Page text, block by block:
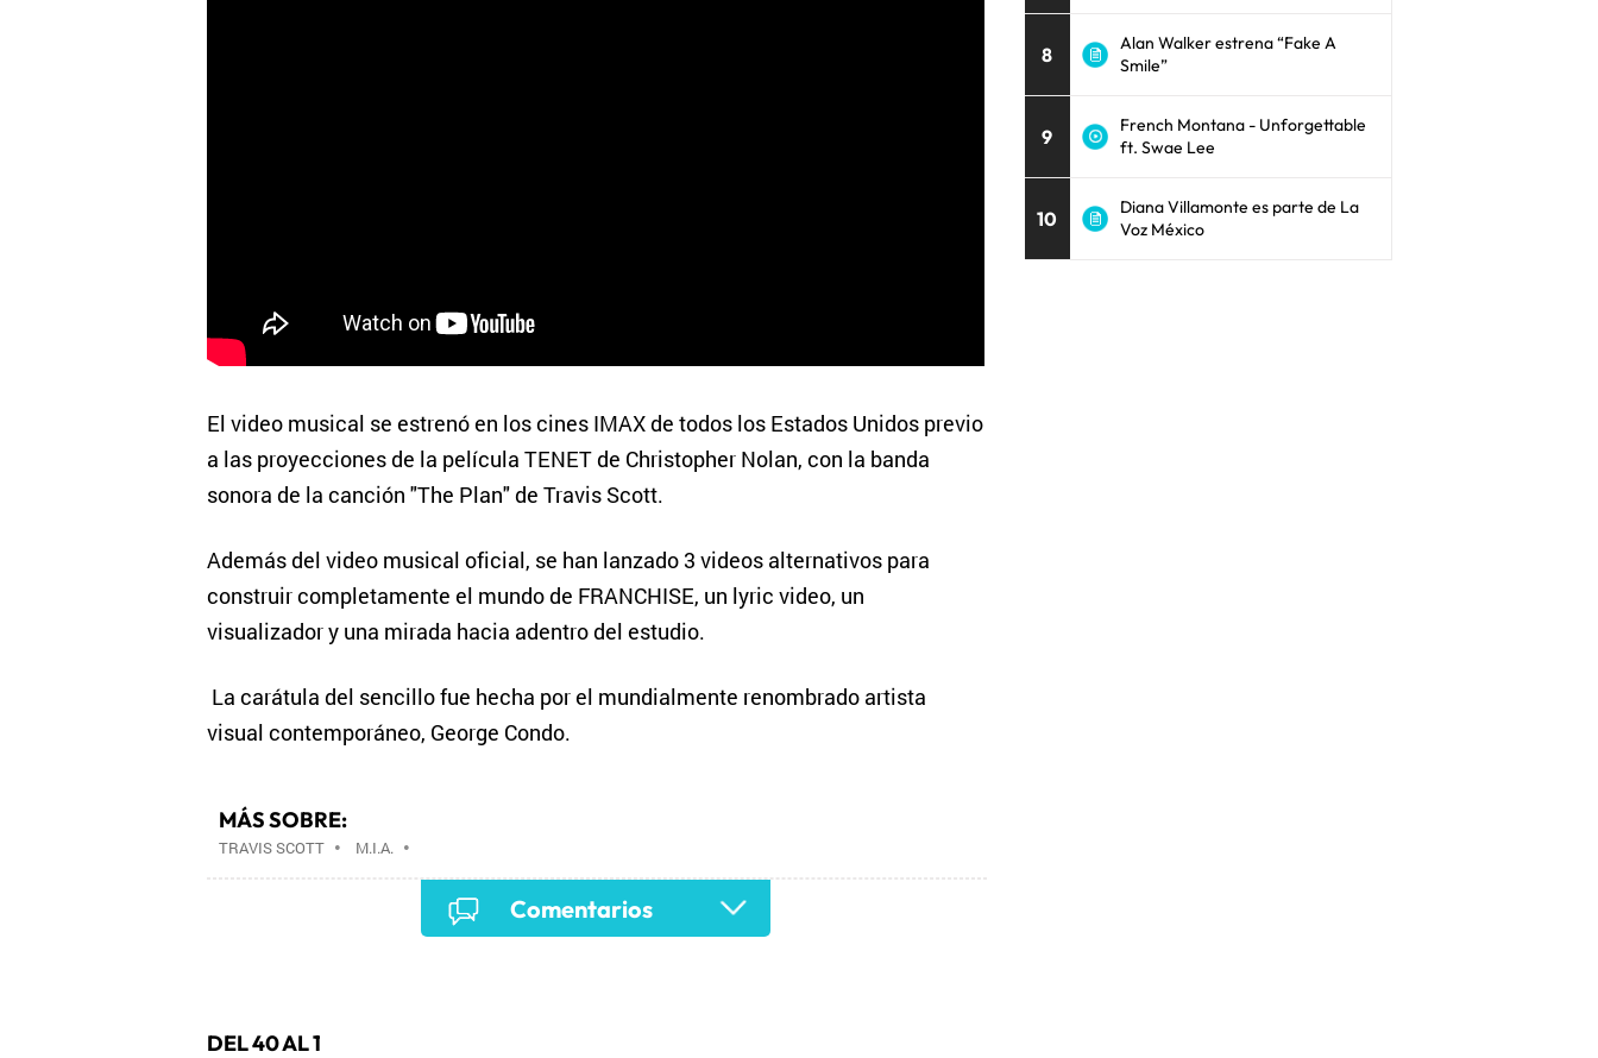
El video musical se estrenó en los cines IMAX de todos los Estados Unidos previo
a las proyecciones de la película TENET de Christopher Nolan, con la banda
sonora de la canción "The Plan" de Travis Scott.
Además del video musical oficial, se han lanzado 3 videos alternativos para
construir completamente el mundo de FRANCHISE, un lyric video, un
visualizador y una mirada hacia adentro del estudio.
La carátula del sencillo fue hecha por el mundialmente renombrado artista
visual contemporáneo, George Condo.
MÁS SOBRE:
TRAVIS SCOTT• M.I.A. •
Comentarios
8
Alan Walker estrena “Fake A
Smile”
9
French Montana - Unforgettable
ft. Swae Lee
10
Diana Villamonte es parte de La
Voz México
DEL 40 AL 1